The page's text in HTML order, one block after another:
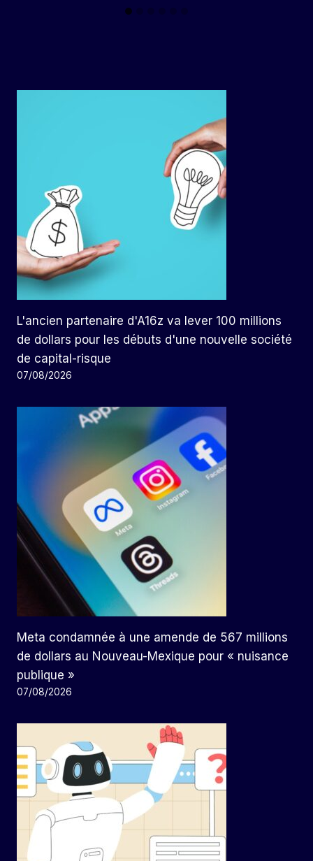
L'ancien partenaire d'A16z va lever 100 millions
de dollars pour les débuts d'une nouvelle société
de capital-risque
07/08/2026
Meta condamnée à une amende de 567 millions
de dollars au Nouveau-Mexique pour « nuisance
publique »
07/08/2026